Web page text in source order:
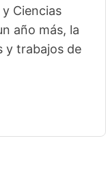
Ciencias
año más, la
y trabajos de